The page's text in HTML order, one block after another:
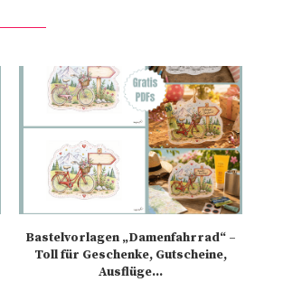
Bastelvorlagen „Damenfahrrad“ –
Toll für Geschenke, Gutscheine,
Ausflüge...